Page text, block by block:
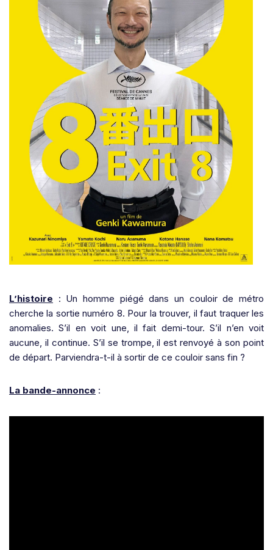
L’histoire : Un homme piégé dans un couloir de métro
cherche la sortie numéro 8. Pour la trouver, il faut traquer les
anomalies. S’il en voit une, il fait demi-tour. S’il n’en voit
aucune, il continue. S’il se trompe, il est renvoyé à son point
de départ. Parviendra-t-il à sortir de ce couloir sans fin ?
La bande-annonce :